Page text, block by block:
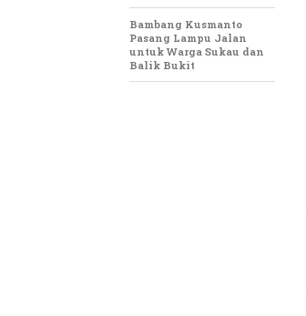
Bambang Kusmanto
Pasang Lampu Jalan
untuk Warga Sukau dan
Balik Bukit